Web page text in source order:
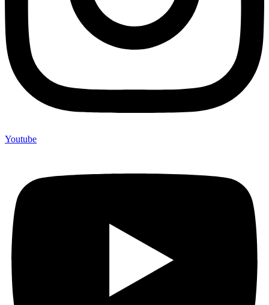
Youtube